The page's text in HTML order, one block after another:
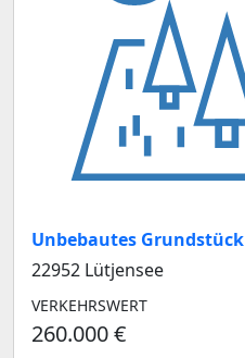
Unbebautes Grundstück
22952 Lütjensee
VERKEHRSWERT
260.000 €